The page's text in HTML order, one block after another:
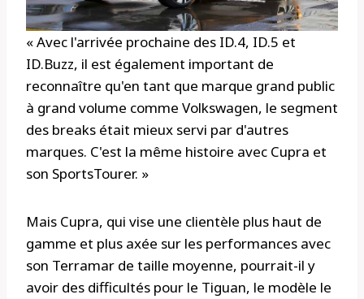
« Avec l'arrivée prochaine des ID.4, ID.5 et
ID.Buzz, il est également important de
reconnaître qu'en tant que marque grand public
à grand volume comme Volkswagen, le segment
des breaks était mieux servi par d'autres
marques. C'est la même histoire avec Cupra et
son SportsTourer. »
Mais Cupra, qui vise une clientèle plus haut de
gamme et plus axée sur les performances avec
son Terramar de taille moyenne, pourrait-il y
avoir des difficultés pour le Tiguan, le modèle le